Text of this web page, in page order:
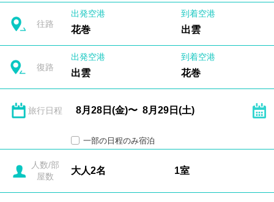
往路
出発空港
花巻
到着空港
出雲
復路
出発空港
出雲
到着空港
花巻
旅行日程
一部の日程のみ宿泊
人数/部
屋数